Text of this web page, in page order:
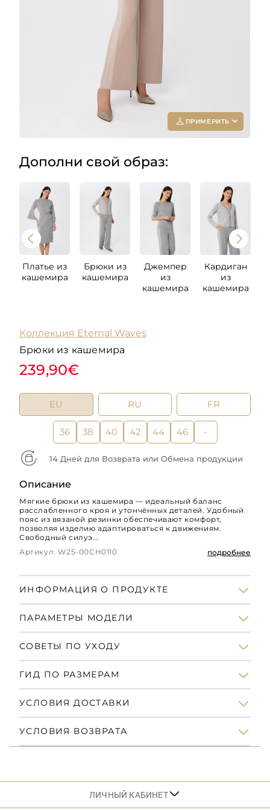
ПРИМЕРИТЬ
photo
Deleted after 24 hours
Дополни свой образ:
Платье из
кашемира
Брюки из
кашемира
Джемпер
из
кашемира
Кардиган
из
кашемира
Коллекция Eternal Waves
Брюки из кашемира
239,90€
EU RU FR
36 38 40 42 44 46 -
14 Дней для Возврата или Обмена продукции
Описание
Мягкие брюки из кашемира — идеальный баланс
расслабленного кроя и утончённых деталей. Удобный
пояс из вязаной резинки обеспечивают комфорт,
позволяя изделию адаптироваться к движениям.
Свободный силуэ...
Артикул: W25-00CH0110
подробнее
ИНФОРМАЦИЯ О ПРОДУКТЕ
ПАРАМЕТРЫ МОДЕЛИ
СОВЕТЫ ПО УХОДУ
ГИД ПО РАЗМЕРАМ
УСЛОВИЯ ДОСТАВКИ
УСЛОВИЯ ВОЗВРАТА
ЛИЧНЫЙ КАБИНЕТ